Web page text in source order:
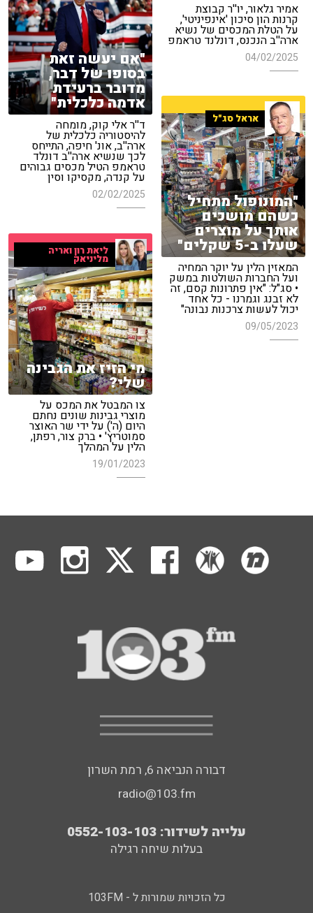
אמיר גלאור, יו''ר קבוצת
קרנות הון סיכון 'אינפיניטי',
על הטלת המכסים של נשיא
ארה''ב הנכנס, דונלנד טראמפ
04/02/2025 "אם יעשה זאת
בסופו של דבר,
מדובר ברעידת
אדמה כלכלית"
ד''ר אלי קוק, מומחה
להיסטוריה כלכלית של
ארה''ב, אונ' חיפה, התייחס
לכך שנשיא ארה''ב דונלד
טראמפ הטיל מכסים גבוהים
על קנדה, מקסיקו וסין
02/02/2025
אראל סג"ל
"המונופול מתחיל
כשהם מושכים
אותך על מוצרים
שעלו ב-5 שקלים"
המאזין הלין על יוקר המחיה
ועל החברות השולטות במשק
• סג"ל: "אין פתרונות קסם, זה
לא זבנג וגמרנו - כל אחד
יכול לעשות צרכנות נבונה"
09/05/2023
ליאת רון ואריה
מליניאק
מי הזיז את הגבינה
שלי?
צו המבטל את המכס על
מוצרי גבינות שונים נחתם
היום (ה') על ידי שר האוצר
סמוטריץ' • ברק צור, רפתן,
הלין על המהלך
19/01/2023
דבורה הנביאה 6, רמת השרון
radio@103.fm
עלייה לשידור: 0552-103-103
בעלות שיחה רגילה
כל הזכויות שמורות ל - 103FM